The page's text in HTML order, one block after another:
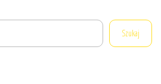
Szukaj